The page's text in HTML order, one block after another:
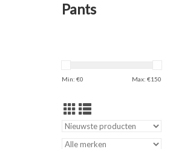
Pants
Min: €0 Max: €150